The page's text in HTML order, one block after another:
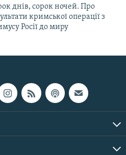
днів, сорок ночей. Про
кримської операції з
Росії до миру